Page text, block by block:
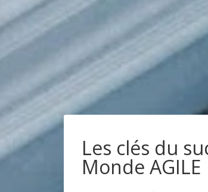
Les clés du
Monde AGILE